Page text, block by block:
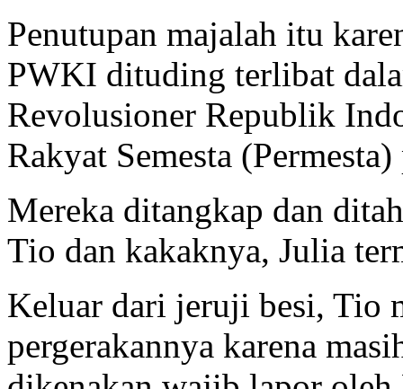
Penutupan majalah itu
PWKI dituding terlibat
Revolusioner Republik
Rakyat Semesta
Mereka ditangkap dan
Tio dan kakaknya, Julia
Keluar dari jeruji besi, Tio
pergerakannya karena